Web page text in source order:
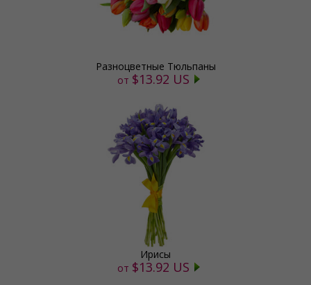
Разноцветные Тюльпаны
от $13.92 US
Ирисы
от $13.92 US